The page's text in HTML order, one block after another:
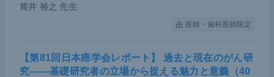
筒井 裕之 先生
医師・歯科医師限定
【第81回日本癌学会レポート】 過去と現在のがん研
究――基礎研究者の立場から捉える魅力と意義（40